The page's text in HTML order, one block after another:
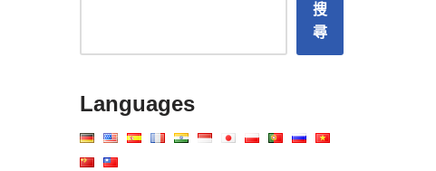
搜
尋
Languages